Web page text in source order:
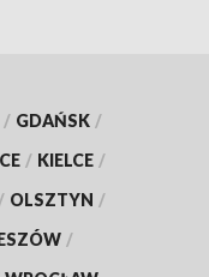
/ GDAŃSK /
/ KIELCE /
/ OLSZTYN /
/